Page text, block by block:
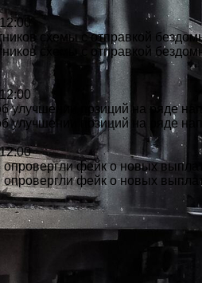
схемы с отправкой
схемы с отправкой
улучшении позиций на ряде
позиций на ряде
опровергли фейк о новых
опровергли фейк о новых